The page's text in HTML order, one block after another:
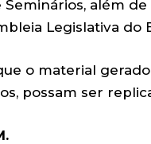
além
Legislativa do
o material
possam ser